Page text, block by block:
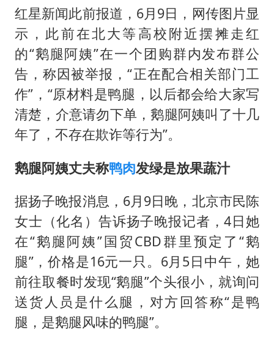
红星新闻此前报道，6月9日，网传图片显
示，此前在北大等高校附近摆摊走红
的“鹅腿阿姨”在一个团购群内发布群公
告，称因被举报，“正在配合相关部门工
作”，“原材料是鸭腿，以后都会给大家写
清楚，介意请勿下单，鹅腿阿姨叫了十几
年了，不存在欺诈等行为”。
鹅腿阿姨丈夫称鸭肉发绿是放果蔬汁
据扬子晚报消息，6月9日晚，北京市民陈
女士（化名）告诉扬子晚报记者，4日她
在“鹅腿阿姨”国贸CBD群里预定了“鹅
腿”，价格是16元一只。6月5日中午，她
前往取餐时发现“鹅腿”个头很小，就询问
送货人员是什么腿，对方回答称“是鸭
腿，是鹅腿风味的鸭腿”。